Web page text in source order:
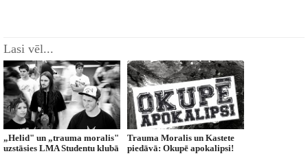
Lasi vēl...
„Helid" un „trauma moralis"
uzstāsies LMA Studentu klubā
Trauma Moralis un Kastete
piedāvā: Okupē apokalipsi!